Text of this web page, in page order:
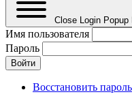
Close Login Popup
Имя пользователя
Пароль
Восстановить пароль